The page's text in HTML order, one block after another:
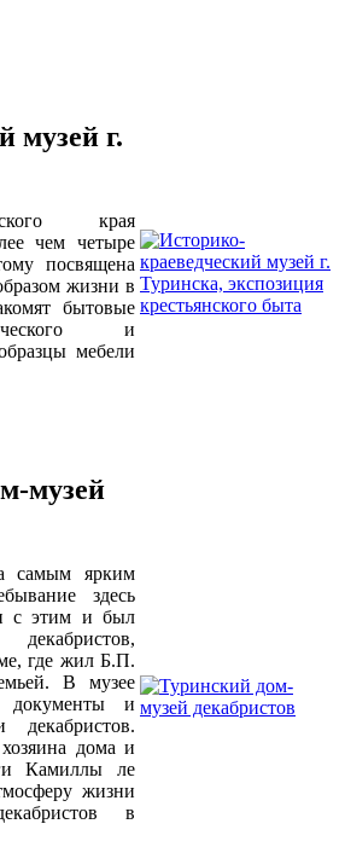
музей г.
края
чем четыре
посвящена
жизни в
бытовые
и
мебели
музей
самым ярким
здесь
с этим и был
где жил Б.П.
В музее
документы и
декабристов.
дома и
Камиллы ле
жизни
в